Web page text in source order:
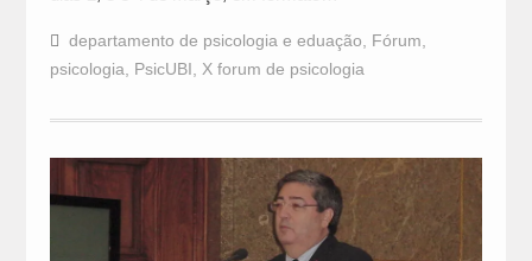
departamento de psicologia e eduação Fórum
psicologia
PsicUBI X forum de psicologia